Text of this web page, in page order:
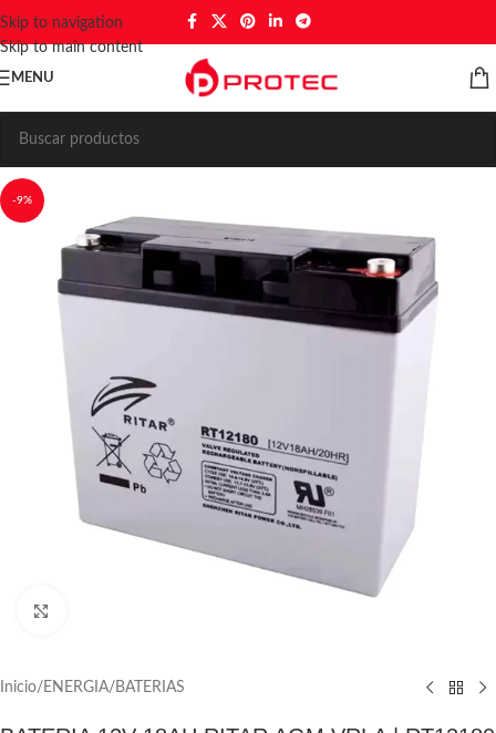
Skip to navigation
Skip to main content
MENU
-9%
Inicio/ ENERGIA/ BATERIAS